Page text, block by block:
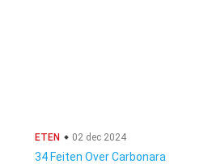
ETEN 02 dec 2024
34 Feiten Over Carbonara